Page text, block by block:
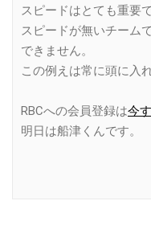
スピードはとても重要で
スピードが無いチーム
できません。
この例えは常に頭に入
RBCへの会員登録は今
明日は船津くんです。